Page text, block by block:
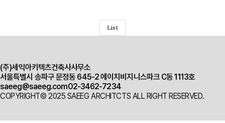
List
(주)세익아키텍츠건축사사무소
서울특별시 송파구 문정동 645-2 에이치비지니스파크 C동 1113호
saeeg@saeeg.com02-3462-7234
COPYRIGHT© 2025 SAEEG ARCHITCTS ALL RIGHT RESERVED.